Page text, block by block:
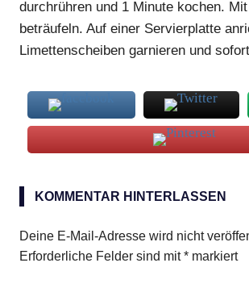
durchrühren und 1 Minute kochen.
beträufeln. Auf einer Servierplatte
Limettenscheiben garnieren und
Erdnussöl
Langkornreis
weisses
KOMMENTAR HINTERLASSEN
Deine E-Mail-Adresse wird nicht
Erforderliche Felder sind mit* markiert